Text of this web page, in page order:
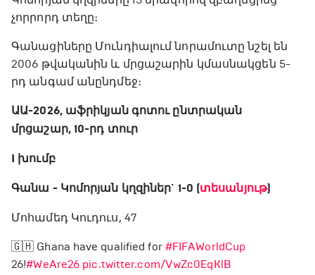
չորրորդ տեղը։
Գանացիները Մունդիալում նորամուտը նշել են
2006 թվականին և մրցաշարին կմասնակցեն 5-
րդ անգամ անընդմեջ։
ԱԱ-2026, աֆրիկյան գոտու ընտրական
մրցաշար, 10-րդ տուր
I խումբ
Գանա - Կոմորյան կղզիներ` 1-0 (տեսանյութ)
Մոհամեդ Կուդուս, 47
🇬🇭 Ghana have qualified for #FIFAWorldCup
26!#WeAre26 pic.twitter.com/VwZc0EqKlB